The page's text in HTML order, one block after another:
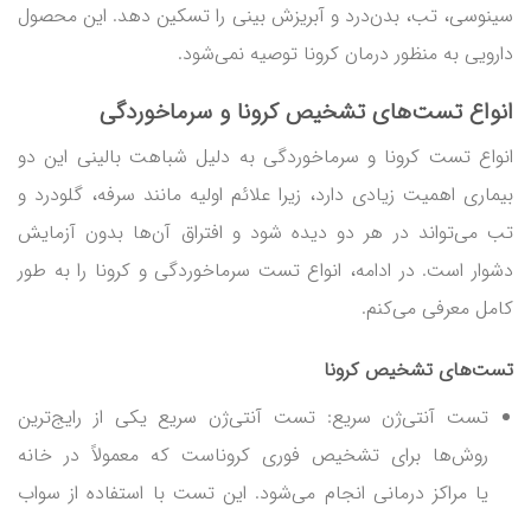
سینوسی، تب، بدن‌درد و آبریزش بینی را تسکین دهد. این محصول
دارویی به منظور درمان کرونا توصیه نمی‌شود.
انواعتست‌های تشخیص کرونا و سرماخوردگی
انواع تست‌ کرونا و سرماخوردگی به دلیل شباهت بالینی این دو
بیماری اهمیت زیادی دارد، زیرا علائم اولیه مانند سرفه، گلودرد و
تب می‌تواند در هر دو دیده شود و افتراق آن‌ها بدون آزمایش
دشوار است. در ادامه، انواع تست سرماخوردگی و کرونا را به طور
کامل معرفی می‌کنم.
تست‌های تشخیص کرونا
تست آنتی‌ژن سریع: تست آنتی‌ژن سریع یکی از رایج‌ترین
روش‌ها برای تشخیص فوری کروناست که معمولاً در خانه
یا مراکز درمانی انجام می‌شود. این تست با استفاده از سواب